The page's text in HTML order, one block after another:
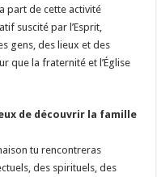
part de cette activité
suscité par l’Esprit,
gens, des lieux et des
que la fraternité et l’Église
de découvrir la famille
tu rencontreras
des spirituels, des